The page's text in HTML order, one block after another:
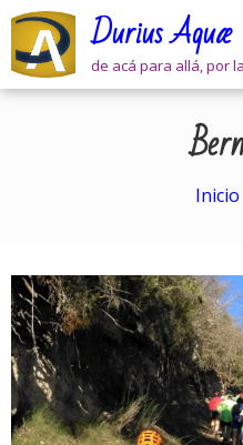
Skip
content
Durius Aquæ
de acá para allá, por
Inicio